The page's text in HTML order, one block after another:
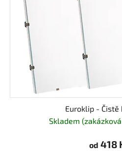
Euroklip - Čistě
Skladem
od 418